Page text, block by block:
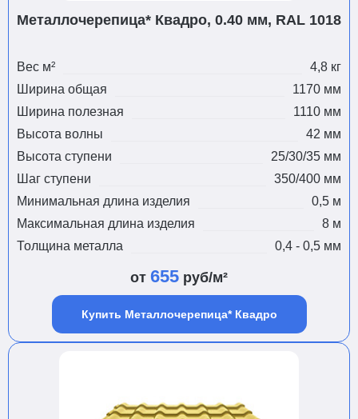
Металлочерепица* Квадро, 0.40 мм, RAL 1018
Вес м²
4,8 кг
Ширина общая
1170 мм
Ширина полезная
1110 мм
Высота волны
42 мм
Высота ступени
25/30/35 мм
Шаг ступени
350/400 мм
Минимальная длина изделия
0,5 м
Максимальная длина изделия
8 м
Толщина металла
0,4 - 0,5 мм
от 655 руб/м²
Купить Металлочерепица* Квадро